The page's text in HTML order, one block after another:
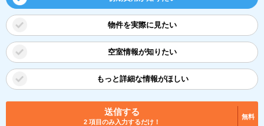
物件を実際に見たい
空室情報が知りたい
もっと詳細な情報がほしい
送信する
2 項目のみ入力するだけ！
無料